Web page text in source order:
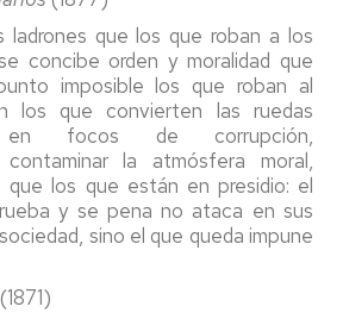
ladrones que los que roban a los
concibe orden y moralidad que
imposible los que roban al
los que convierten las ruedas
en focos de corrupción,
la atmósfera moral,
que los que están en presidio: el
y se pena no ataca en sus
sino el que queda impune